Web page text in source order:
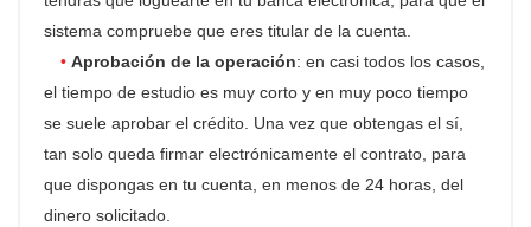
sistema compruebe que eres titular de la cuenta.
Aprobación de la operación: en casi todos los casos,
el tiempo de estudio es muy corto y en muy poco tiempo
se suele aprobar el crédito. Una vez que obtengas el sí,
tan solo queda firmar electrónicamente el contrato, para
que dispongas en tu cuenta, en menos de 24 horas, del
dinero solicitado.